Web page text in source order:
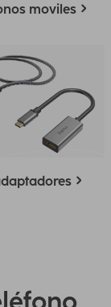
moviles